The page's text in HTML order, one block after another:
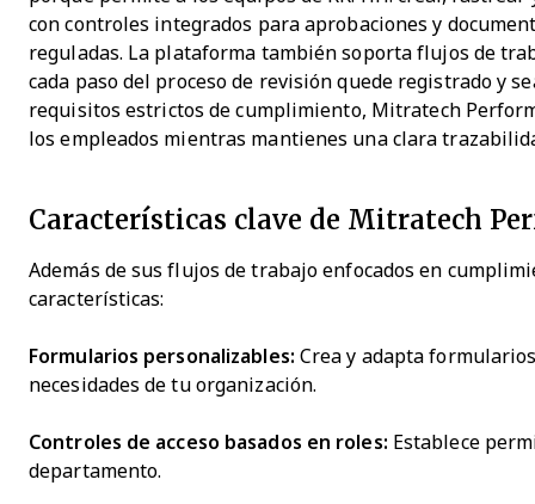
con controles integrados para aprobaciones y
reguladas. La plataforma también soporta flujos de
cada paso del proceso de revisión quede registrado y
requisitos estrictos de cumplimiento, Mitratech
los empleados mientras mantienes una clara
Características clave de Mitratech
Además de sus flujos de trabajo enfocados en
características:
Formularios personalizables: Crea y adapta
necesidades de tu organización.
Controles de acceso basados en roles: Establece
departamento.